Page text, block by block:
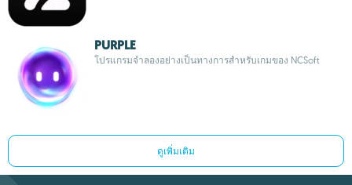
PURPLE
โปรแกรมจำลองอย่างเป็นทางการสำหรับเกมของ NCSoft
ดูเพิ่มเติม